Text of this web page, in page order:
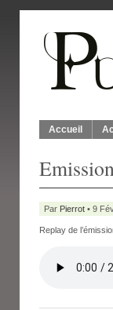
Accueil
Par Pierrot • 9
Replay de